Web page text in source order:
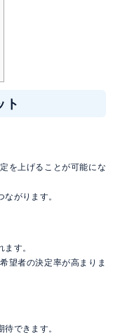
ト
を上げることが可能にな
がります。
す。
望者の決定率が高まりま
できます。